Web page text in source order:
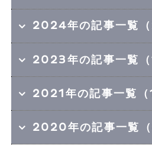
2024年の記事一覧（
2023年の記事一覧（
2021年の記事一覧（
2020年の記事一覧（